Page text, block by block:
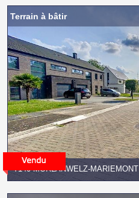
7140 MORLANWELZ-MARIEMONT
Terrain à bâtir